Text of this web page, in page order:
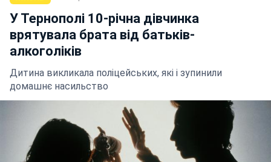
У Тернополі 10-річна дівчинка
врятувала брата від батьків-
алкоголіків
Дитина викликала поліцейських, які і зупинили
домашнє насильство